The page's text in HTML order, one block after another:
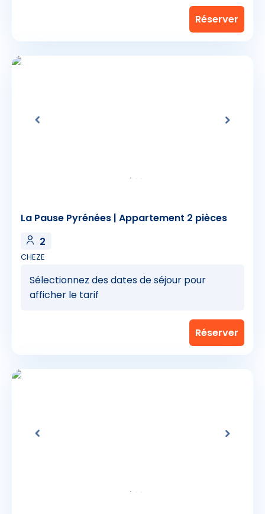
La Pause Pyrénées | Appartement 2 pièces
2
CHEZE
Sélectionnez des dates de séjour pour
afficher le tarif